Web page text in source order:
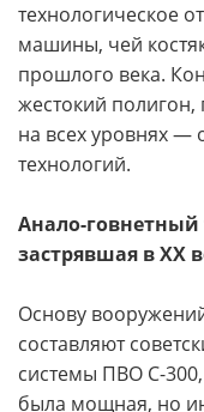
технологическое
машины, чей
прошлого века.
жестокий полигон,
на всех уровнях —
технологий.
Анало-
застрявшая в XX
Основу
составляют
системы ПВО С-
была мощная, но